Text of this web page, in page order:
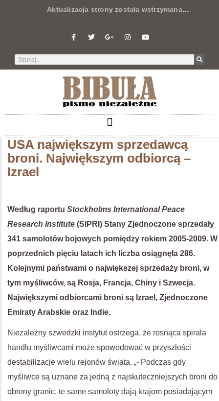
Aktualizacja strony została wstrzymana…
USA największym sprzedawcą
broni. Największym odbiorcą –
Izrael
Według raportu Stockholms International Peace
Research Institute (SIPRI) Stany Zjednoczone sprzedały
341 samolotów bojowych pomiędzy rokiem 2005-2009. W
poprzednich pięciu latach ich liczba osiągnęła 286.
Kolejnymi państwami o największej sprzedaży broni, w
tym myśliwców, są Rosja, Francja, Chiny i Szwecja.
Największymi odbiorcami broni są Izrael, Zjednoczone
Emiraty Arabskie oraz Indie.
Niezależny szwedzki instytut ostrzega, że rosnąca spirala
handlu myśliwcami może spowodować w przyszłości
destabilizacje wielu rejonów świata. „- Podczas gdy
myśliwce są uznane za jedną z najskuteczniejszych broni do
obrony granic, te same samoloty dają krajom posiadającym